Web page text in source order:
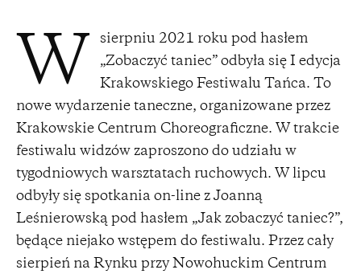
W
sierpniu 2021 roku pod hasłem
„Zobaczyć taniec” odbyła się I edycja
Krakowskiego Festiwalu Tańca. To
nowe wydarzenie taneczne, organizowane przez
Krakowskie Centrum Choreograficzne. W trakcie
festiwalu widzów zaproszono do udziału w
tygodniowych warsztatach ruchowych. W lipcu
odbyły się spotkania on-line z Joanną
Leśnierowską pod hasłem „Jak zobaczyć taniec?”,
będące niejako wstępem do festiwalu. Przez cały
sierpień na Rynku przy Nowohuckim Centrum